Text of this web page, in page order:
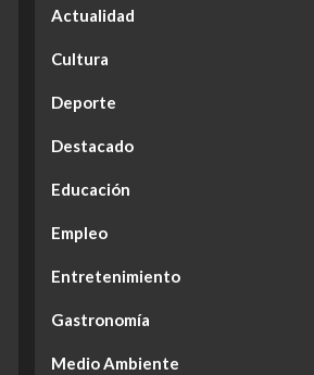
Actualidad
Cultura
Deporte
Destacado
Educación
Empleo
Entretenimiento
Gastronomía
Medio Ambiente